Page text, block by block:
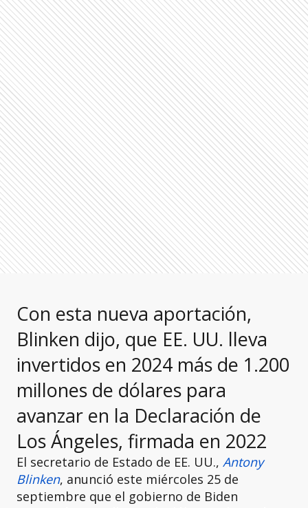
Con esta nueva aportación,
Blinken dijo, que EE. UU. lleva
invertidos en 2024 más de 1.200
millones de dólares para
avanzar en la Declaración de
Los Ángeles, firmada en 2022
El secretario de Estado de EE. UU., Antony
Blinken, anunció este miércoles 25 de
septiembre que el gobierno de Biden